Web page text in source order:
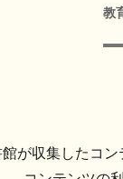
教
が収集したコン